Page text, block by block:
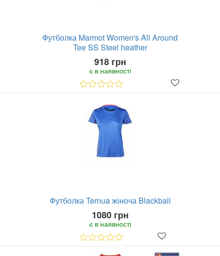
Футболка Marmot Women's All Around
Tee SS Steel heather
918 грн
є в наявності
Футболка Ternua жіноча Blackball
1080 грн
є в наявності